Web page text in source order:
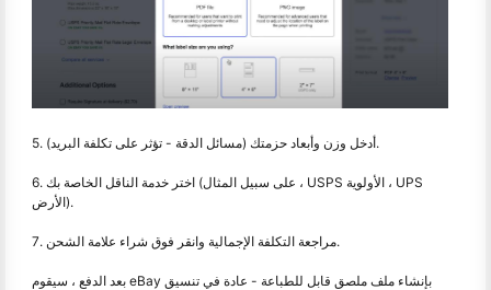
5. أدخل وزن وأبعاد حزمتك (مسائل الدقة - تؤثر على تكلفة البريد).
6. اختر خدمة الناقل الخاصة بك (على سبيل المثال ، USPS الأولوية ، UPS
الأرض).
7. مراجعة التكلفة الإجمالية وانقر فوق شراء علامة الشحن.
بعد الدفع ، سيقوم eBay بإنشاء ملف ملصق قابل للطباعة - عادة في تنسيق